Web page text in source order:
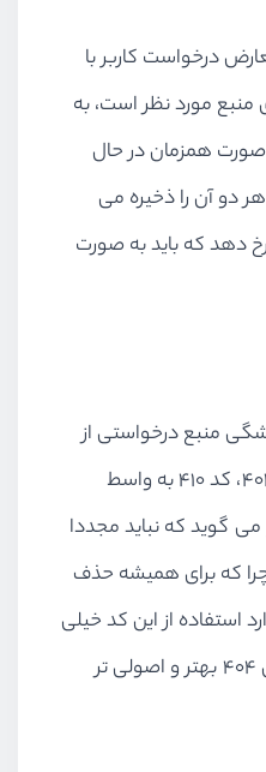
تعارض درخواست کاربر با
منبع مورد نظر است، به
صورت همزمان در حال
دو آن را ذخیره می
دهد که باید به صورت
منبع درخواستی از
سرور است، بر خلاف خطای 404، کد 410 به واسط
گوید که نباید مجددا
که برای همیشه حذف
استفاده از این کد خیلی
محدود است و تنظیم خطای 404 بهتر و اصولی تر